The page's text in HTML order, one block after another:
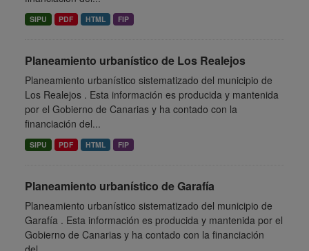
SIPU PDF HTML FIP
Planeamiento urbanístico de Los Realejos
Planeamiento urbanístico sistematizado del municipio de
Los Realejos . Esta información es producida y mantenida
por el Gobierno de Canarias y ha contado con la
financiación del...
SIPU PDF HTML FIP
Planeamiento urbanístico de Garafía
Planeamiento urbanístico sistematizado del municipio de
Garafía . Esta información es producida y mantenida por el
Gobierno de Canarias y ha contado con la financiación